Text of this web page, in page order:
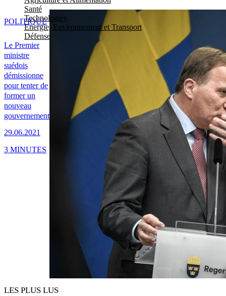
Santé
Technologies
Energie, Environnement et Transport
Défense
Le Premier
ministre
suédois
démissionne
pour tenter de
former un
nouveau
gouvernement
29.06.2021
POLITIQUE
3 MINUTES
LES PLUS LUS